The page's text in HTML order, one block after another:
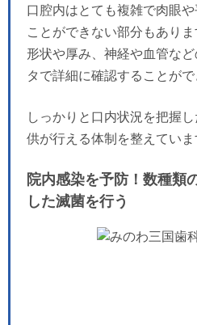
口腔内はとても複雑で肉眼
ことができない部分もあり
形状や厚み、神経や血管な
タで詳細に確認することがで
しっかりと口内状況を把握
供が行える体制を整えていま
院内感染を予防！数種類
した滅菌を行う